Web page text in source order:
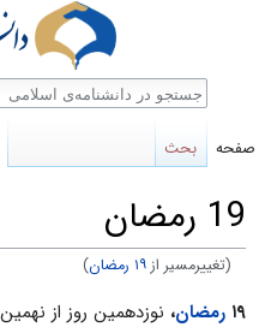
19 رمضان
(تغییرمسیر از۱۹ رمضان )
پرش
پرش
۱۹ رمضان، نوزدهمین روز از
صفحه بحث
جستجو